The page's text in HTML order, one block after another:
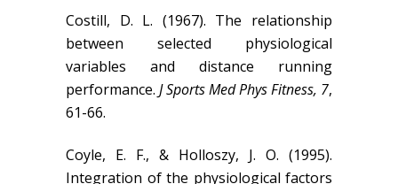
Costill, D. L. (1967). The relationship
between selected physiological
variables and distance running
performance. J Sports Med Phys Fitness, 7,
61-66.
Coyle, E. F., & Holloszy, J. O. (1995).
Integration of the physiological factors